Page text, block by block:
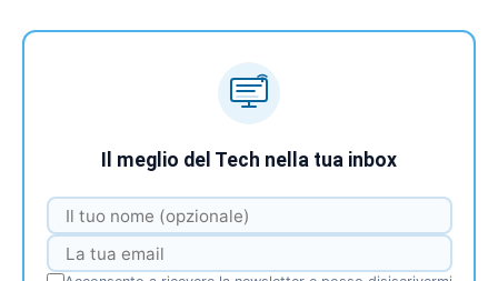
Il meglio del Tech nella tua inbox